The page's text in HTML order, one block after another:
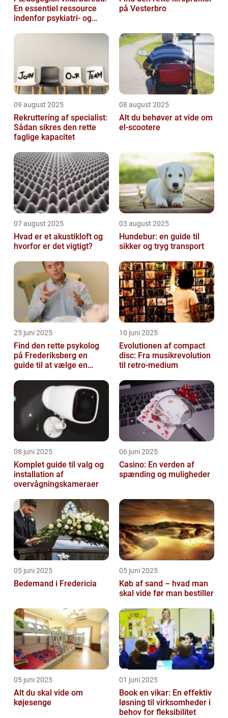
En essentiel ressource
indenfor psykiatri- og
på Vesterbro
09 august 2025
Rekruttering af specialist:
Sådan sikres den rette
faglige kapacitet
08 august 2025
Alt du behøver at vide om
el-scootere
07 august 2025
Hvad er et akustikloft og
hvorfor er det vigtigt?
03 august 2025
Hundebur: en guide til
sikker og tryg transport
25 juni 2025
Find den rette psykolog
på Frederiksberg en
guide til at vælge en
10 juni 2025
Evolutionen af compact
disc: Fra musikrevolution
til retro-medium
08 juni 2025
Komplet guide til valg og
installation af
overvågningskameraer
06 juni 2025
Casino: En verden af
spænding og muligheder
05 juni 2025
Bedemand i Fredericia
05 juni 2025
Køb af sand – hvad man
skal vide før man bestiller
05 juni 2025
Alt du skal vide om
køjesenge
01 juni 2025
Book en vikar: En effektiv
løsning til virksomheder i
behov for fleksibilitet